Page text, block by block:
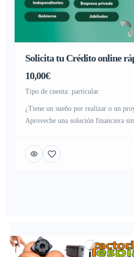
Solicita tu Crédito online
10,00€
tipo de cuenta: particular
¿Tiene un sueño por realizar o un
Aproveche una solución financiera
a sus necesidades, le acompaña hacia
ambiciones. ¡Contáctenos hoy mismo